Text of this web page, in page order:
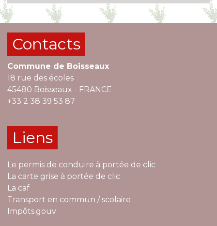
Contacts
Commune de Boisseaux
18 rue des écoles
45480 Boisseaux - FRANCE
+33 2 38 39 53 87
Liens
Le permis de conduire à portée de clic
La carte grise à portée de clic
La caf
Transport en commun / scolaire
Impôts.gouv